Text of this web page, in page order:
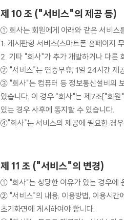
제 10 조 ("서비스"의 제공 등)
① 회사는 회원에게 아래와 같은 서비스
1. 게시판형 서비스(스마트폰 홈페이지
2. 기타 "회사"가 추가 개발하거나 다른
② "서비스"는 연중무휴, 1일 24시간 제
③ "회사"는 컴퓨터 등 정보통신설비의
있습니다. 이 경우 "회사"는 제7조["회
있는 경우 사후에 통지할 수 있습니다.
④"회사"는 서비스의 제공에 필요한 경
제 11 조 ("서비스"의 변경)
① "회사"는 상당한 이유가 있는 경우에
② "서비스"의 내용, 이용방법, 이용시간
초기화면에 게시하여야 합니다.